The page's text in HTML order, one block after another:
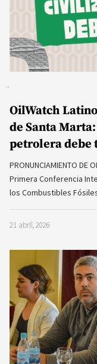
OilWatch
de Santa
petrolera debe
PRONUNCIAMIENTO DE
Primera Conferencia
los Combustibles
21 abril, 2026